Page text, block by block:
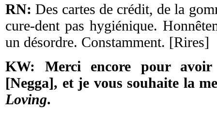
RN: Des cartes de crédit, de la
cure-dent pas hygiénique.
un désordre. Constamment. [Rires]
KW: Merci encore pour
[Negga], et je vous souhaite la
Loving.